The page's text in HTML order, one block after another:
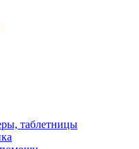
таблетницы